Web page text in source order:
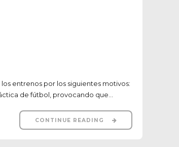
entrenos por los siguientes motivos:
de fútbol, provocando que...
CONTINUE READING